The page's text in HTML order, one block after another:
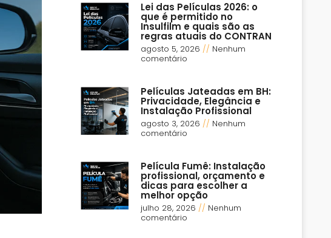
Lei das Películas 2026: o
que é permitido no
Insulfilm e quais são as
regras atuais do CONTRAN
agosto 5, 2026
Nenhum
comentário
Películas Jateadas em BH:
Privacidade, Elegância e
Instalação Profissional
agosto 3, 2026
Nenhum
comentário
Película Fumê: Instalação
profissional, orçamento e
dicas para escolher a
melhor opção
julho 28, 2026
Nenhum
comentário